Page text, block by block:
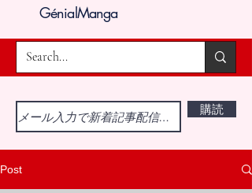
GénialManga
購読
Post